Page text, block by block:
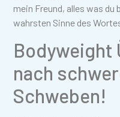
mein Freund, alles was
wahrsten Sinne des
Bodyweight
nach
Schweben!